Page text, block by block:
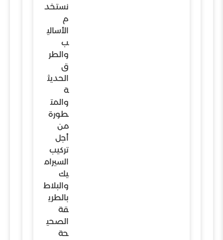
نستخد
م
الأسالي
ب
والطر
ق
الحديث
ة
والمت
طورة
من
أجل
تركيب
السيرام
يك
والبلاط
بالطري
قة
الصحي
حة